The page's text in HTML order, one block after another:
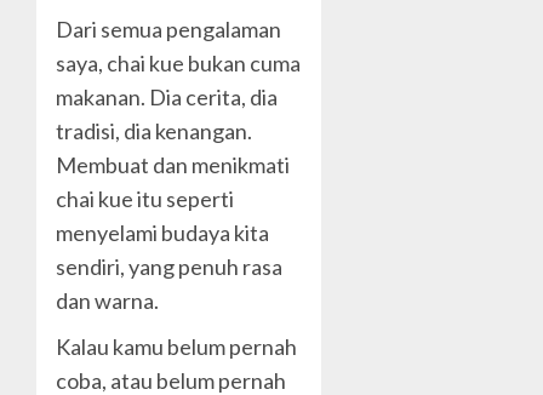
Dari semua pengalaman
saya, chai kue bukan cuma
makanan. Dia cerita, dia
tradisi, dia kenangan.
Membuat dan menikmati
chai kue itu seperti
menyelami budaya kita
sendiri, yang penuh rasa
dan warna.
Kalau kamu belum pernah
coba, atau belum pernah